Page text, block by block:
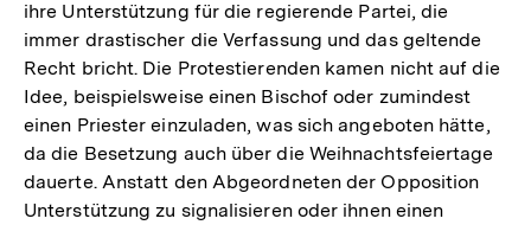
ihre Unterstützung für die regierende Partei, die
immer drastischer die Verfassung und das geltende
Recht bricht. Die Protestierenden kamen nicht auf die
Idee, beispielsweise einen Bischof oder zumindest
einen Priester einzuladen, was sich angeboten hätte,
da die Besetzung auch über die Weihnachtsfeiertage
dauerte. Anstatt den Abgeordneten der Opposition
Unterstützung zu signalisieren oder ihnen einen